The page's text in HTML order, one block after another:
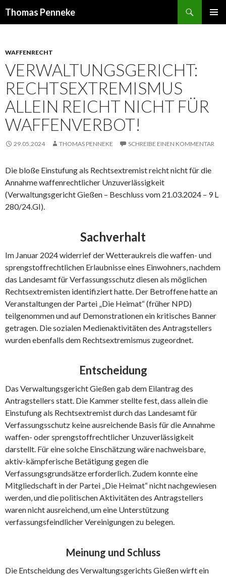
Thomas Penneke
WAFFENRECHT
VERWALTUNGSGERICHT:
RECHTSEXTREMISMUS
ALLEIN REICHT NICHT FÜR
WAFFENVERBOT!
29.05.2024 THOMAS PENNEKE SCHREIBE EINEN KOMMENTAR
Die bloße Einstufung als Rechtsextremist reicht nicht für die
Annahme waffenrechtlicher Unzuverlässigkeit
(Verwaltungsgericht Gießen – Beschluss vom 21.03.2024 – 9 L
280/24.GI).
Sachverhalt
Im Januar 2024 widerrief der Wetteraukreis die waffen- und
sprengstoffrechtlichen Erlaubnisse eines Einwohners, nachdem
das Landesamt für Verfassungsschutz diesen als möglichen
Rechtsextremisten identifiziert hatte. Der Betroffene hatte an
Veranstaltungen der Partei „Die Heimat“ (früher NPD)
teilgenommen und auf Demonstrationen ein kritisches Banner
getragen. Die sozialen Medienaktivitäten des Antragstellers
wurden ebenfalls dem Rechtsextremismus zugeordnet.
Entscheidung
Das Verwaltungsgericht Gießen gab dem Eilantrag des
Antragstellers statt. Die Kammer stellte fest, dass allein die
Einstufung als Rechtsextremist durch das Landesamt für
Verfassungsschutz keine ausreichende Basis für die Annahme
waffen- oder sprengstoffrechtlicher Unzuverlässigkeit
darstellt. Für eine solche Einschätzung wäre nachweisbare,
aktiv-kämpferische Betätigung gegen die
Verfassungsgrundsätze erforderlich. Zudem konnte eine
Mitgliedschaft in der Partei „Die Heimat“ nicht nachgewiesen
werden, und die politischen Aktivitäten des Antragstellers
waren nicht ausreichend, um eine Unterstützung
verfassungsfeindlicher Vereinigungen zu belegen.
Meinung und Schluss
Die Entscheidung des Verwaltungsgerichts Gießen wirft ein